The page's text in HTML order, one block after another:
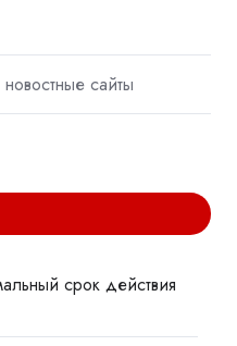
новостные сайты
срок действия